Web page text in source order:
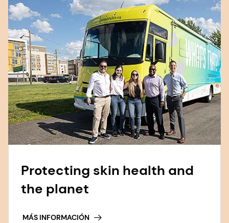
Protecting skin health and
the planet
MÁS INFORMACIÓN